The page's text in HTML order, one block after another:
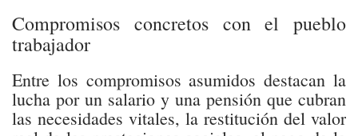
Compromisos concretos con el pueblo
trabajador
Entre los compromisos asumidos destacan la
lucha por un salario y una pensión que cubran
las necesidades vitales, la restitución del valor